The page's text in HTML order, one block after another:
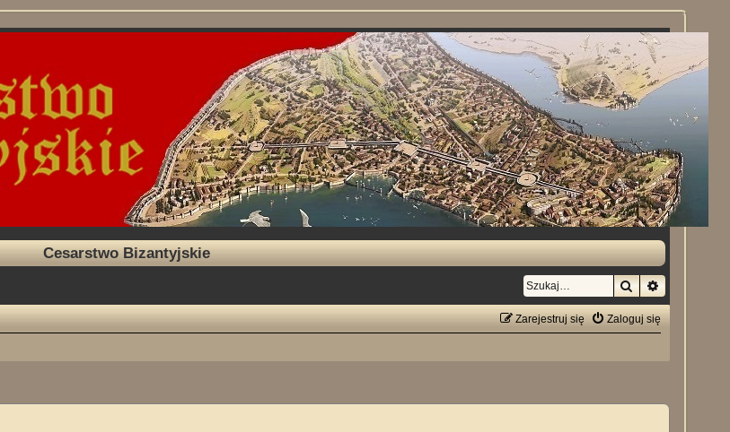
Cesarstwo Bizantyjskie
Szukaj
Zaloguj się
Zarejestruj się